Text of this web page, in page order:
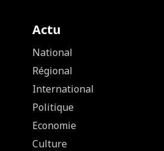
Actu
National
Régional
International
Politique
Economie
Culture